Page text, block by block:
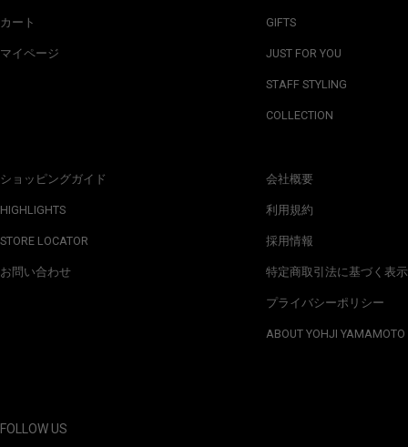
カート
マイページ
ショッピングガイド
HIGHLIGHTS
STORE LOCATOR
お問い合わせ
GIFTS
JUST FOR YOU
STAFF STYLING
COLLECTION
会社概要
利用規約
採用情報
特定商取引法に基づく表示
プライバシーポリシー
ABOUT YOHJI YAMAMOTO
FOLLOW US